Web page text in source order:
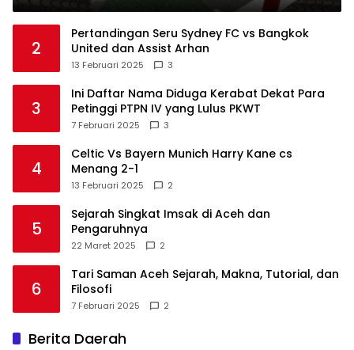
2
Pertandingan Seru Sydney FC vs Bangkok
United dan Assist Arhan
13 Februari 2025 3
3
Ini Daftar Nama Diduga Kerabat Dekat Para
Petinggi PTPN IV yang Lulus PKWT
7 Februari 2025 3
4
Celtic Vs Bayern Munich Harry Kane cs
Menang 2-1
13 Februari 2025 2
5
Sejarah Singkat Imsak di Aceh dan
Pengaruhnya
22 Maret 2025 2
6
Tari Saman Aceh Sejarah, Makna, Tutorial, dan
Filosofi
7 Februari 2025 2
Berita Daerah